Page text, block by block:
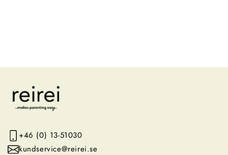
+46 (0) 13-51030
kundservice@reirei.se